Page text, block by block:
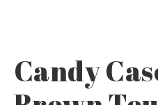
Candy